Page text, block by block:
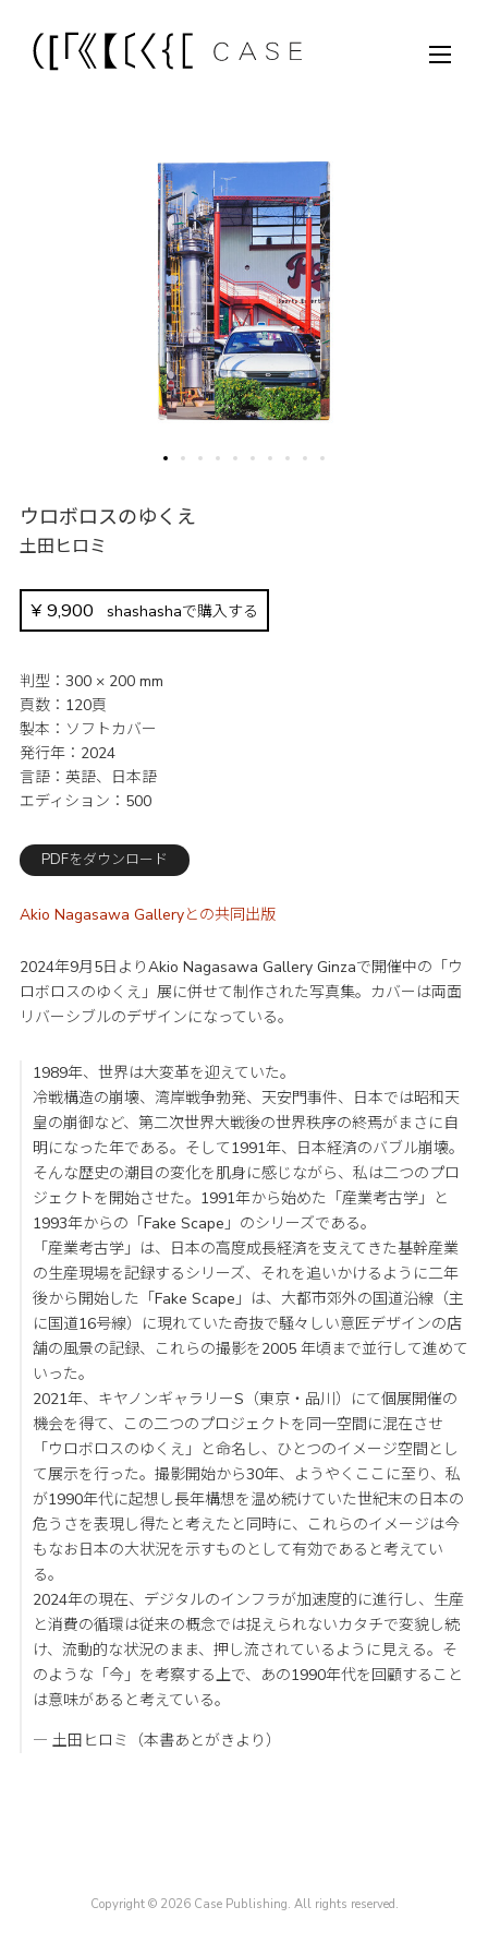
ウロボロスのゆくえ
土田ヒロミ
¥ 9,900 shashashaで購入する
判型
300 × 200 mm
頁数
120頁
製本
ソフトカバー
発行年
2024
言語
英語、日本語
エディション
500
PDFをダウンロード
Akio Nagasawa Galleryとの共同出版
2024年9月5日よりAkio Nagasawa Gallery Ginzaで開催中の「ウ
ロボロスのゆくえ」展に併せて制作された写真集。カバーは両面
リバーシブルのデザインになっている。
1989年、世界は大変革を迎えていた。
冷戦構造の崩壊、湾岸戦争勃発、天安門事件、日本では昭和天
皇の崩御など、第二次世界大戦後の世界秩序の終焉がまさに自
明になった年である。そして1991年、日本経済のバブル崩壊。
そんな歴史の潮目の変化を肌身に感じながら、私は二つのプロ
ジェクトを開始させた。1991年から始めた「産業考古学」と
1993年からの「Fake Scape」のシリーズである。
「産業考古学」は、日本の高度成長経済を支えてきた基幹産業
の生産現場を記録するシリーズ、それを追いかけるように二年
後から開始した「Fake Scape」は、大都市郊外の国道沿線（主
に国道16号線）に現れていた奇抜で騒々しい意匠デザインの店
舗の風景の記録、これらの撮影を2005 年頃まで並行して進めて
いった。
2021年、キヤノンギャラリーS（東京・品川）にて個展開催の
機会を得て、この二つのプロジェクトを同一空間に混在させ
「ウロボロスのゆくえ」と命名し、ひとつのイメージ空間とし
て展示を行った。撮影開始から30年、ようやくここに至り、私
が1990年代に起想し長年構想を温め続けていた世紀末の日本の
危うさを表現し得たと考えたと同時に、これらのイメージは今
もなお日本の大状況を示すものとして有効であると考えてい
る。
2024年の現在、デジタルのインフラが加速度的に進行し、生産
と消費の循環は従来の概念では捉えられないカタチで変貌し続
け、流動的な状況のまま、押し流されているように見える。そ
のような「今」を考察する上で、あの1990年代を回顧すること
は意味があると考えている。
― 土田ヒロミ（本書あとがきより）
Copyright © 2026 Case Publishing. All rights reserved.